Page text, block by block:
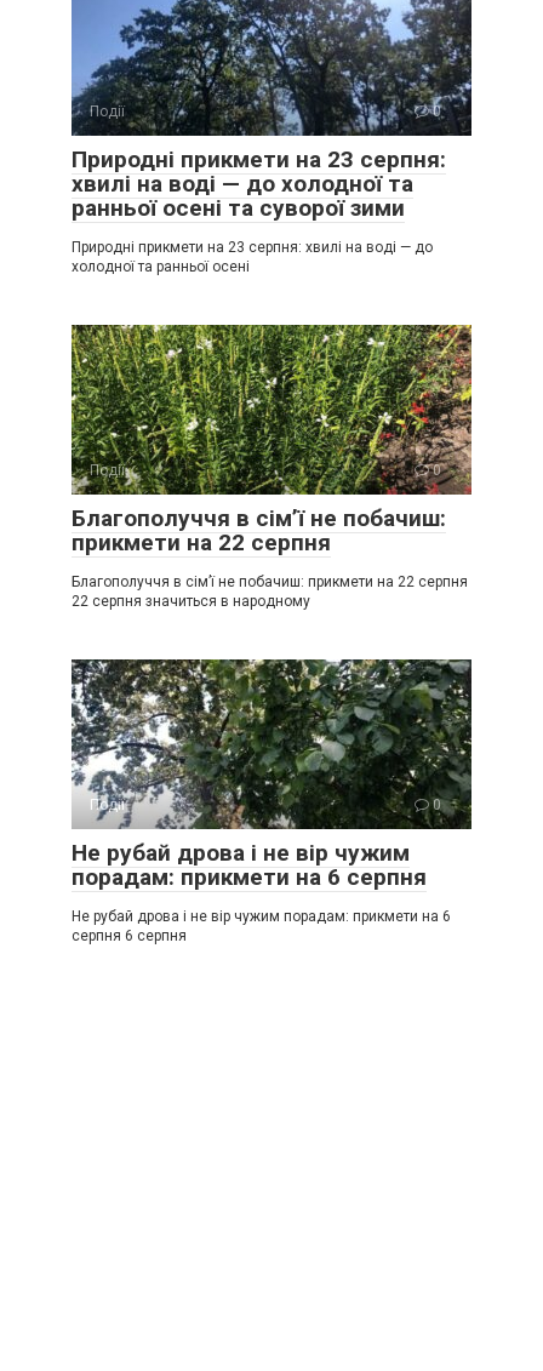
Події 0
Природні прикмети на 23 серпня:
хвилі на воді — до холодної та
ранньої осені та суворої зими
Природні прикмети на 23 серпня: хвилі на воді — до
холодної та ранньої осені
Події 0
Благополуччя в сім’ї не побачиш:
прикмети на 22 серпня
Благополуччя в сім’ї не побачиш: прикмети на 22 серпня
22 серпня значиться в народному
Події 0
Не рубай дрова і не вір чужим
порадам: прикмети на 6 серпня
Не рубай дрова і не вір чужим порадам: прикмети на 6
серпня 6 серпня